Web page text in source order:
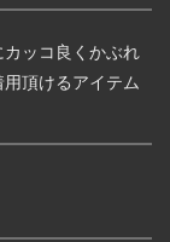
ッコ良くかぶれ
頂けるアイテム